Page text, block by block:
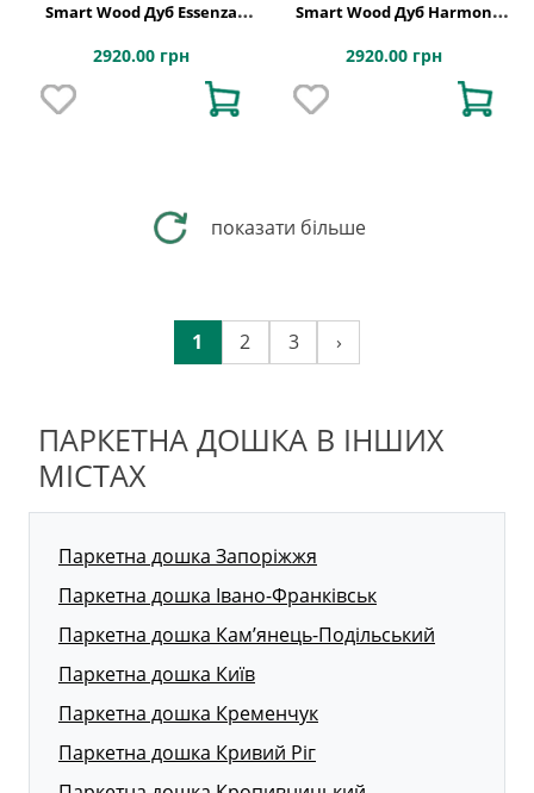
Smart Wood Дуб Essenza
2920.00 грн
Smart Wood Дуб Harmon
2920.00 грн
показати більше
1 2 3 ›
ПАРКЕТНА ДОШКА В ІНШИХ
МІСТАХ
Паркетна дошка Запоріжжя
Паркетна дошка Івано-Франківськ
Паркетна дошка Кам’янець-Подільський
Паркетна дошка Київ
Паркетна дошка Кременчук
Паркетна дошка Кривий Ріг